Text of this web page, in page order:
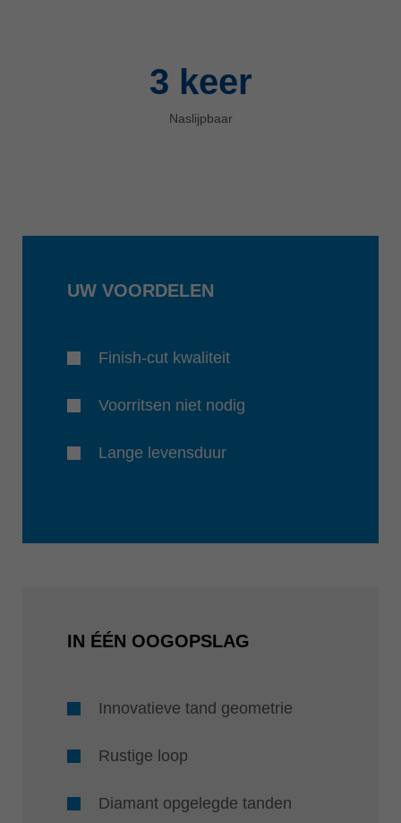
3 keer
Naslijpbaar
UW VOORDELEN
Finish-cut kwaliteit
Voorritsen niet nodig
Lange levensduur
IN ÉÉN OOGOPSLAG
Innovatieve tand geometrie
Rustige loop
Diamant opgelegde tanden